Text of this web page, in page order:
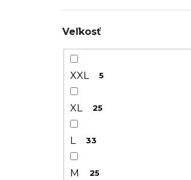
Salomon
Veľkosť
XXL 5
XL 25
L 33
M 25